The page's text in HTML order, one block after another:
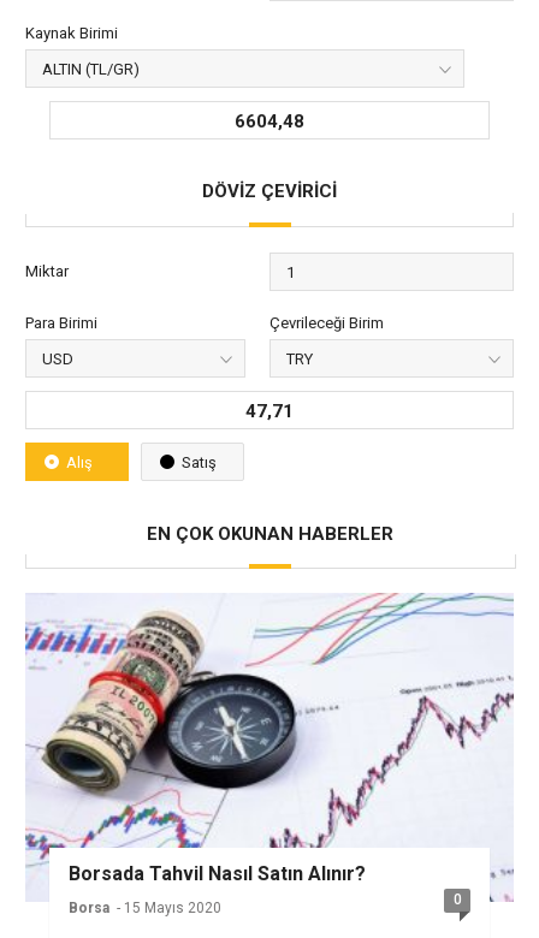
Kaynak Birimi
6604,48
DÖVİZ ÇEVİRİCİ
Miktar
Para Birimi Çevrileceği Birim
47,71
Alış Satış
EN ÇOK OKUNAN HABERLER
Borsada Tahvil Nasıl Satın Alınır?
Borsa - 15 Mayıs 2020 0